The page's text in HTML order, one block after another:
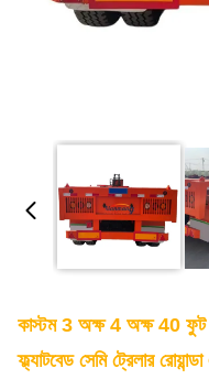
কাস্টম 3 অক্ষ 4 অক্ষ 40
ফ্ল্যাটবেড সেমি ট্রেলার